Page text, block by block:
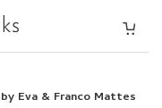
by Eva & Franco Mattes